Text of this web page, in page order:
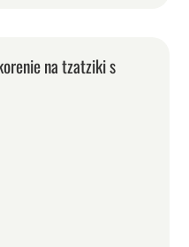
na tzatziki s